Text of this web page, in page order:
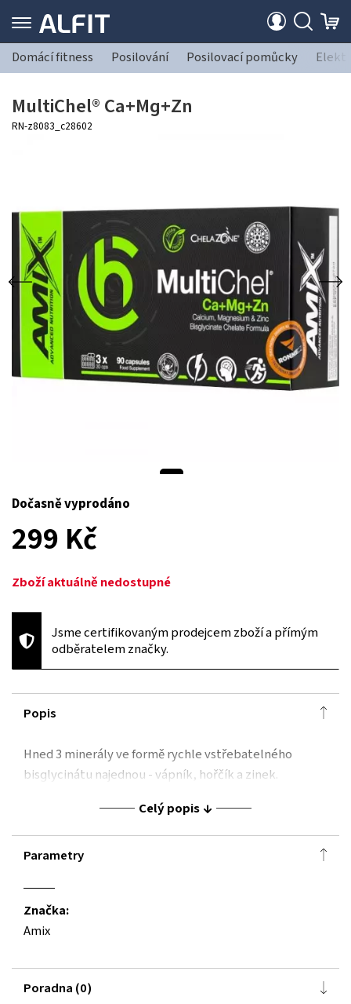
Domácí fitness Posilování Posilovací pomůcky
MultiChel® Ca+Mg+Zn
RN-z8083_c28602
Dočasně vyprodáno
299 Kč
Zboží aktuálně nedostupné
Jsme certifikovaným prodejcem zboží a přímým
odběratelem značky.
Popis
Hned 3 minerály ve formě rychle vstřebatelného
bisglycinátu najednou - vápník, hořčík a zinek.
Celý popis
Parametry
Značka:
Amix
Poradna (0)